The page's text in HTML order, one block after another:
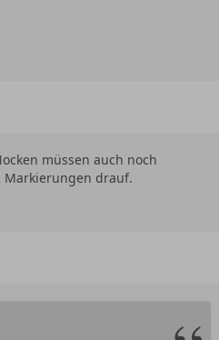
müssen auch noch
Markierungen drauf.